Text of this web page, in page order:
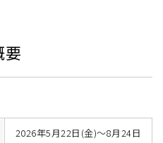
要
2026年5月22日(金)～8月24日